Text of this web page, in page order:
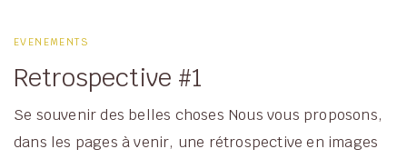
EVENEMENTS
Retrospective #1
Se souvenir des belles choses Nous vous proposons,
dans les pages à venir, une rétrospective en images